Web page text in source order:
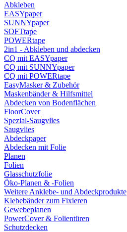
Abkleben
EASYpaper
SUNNYpaper
SOFTtape
POWERtape
2in1 - Abkleben und abdecken
CQ mit EASYpaper
CQ mit SUNNYpaper
CQ mit POWERtape
EasyMasker & Zubehör
Maskenbänder & Hilfsmittel
Abdecken von Bodenflächen
FloorCover
Spezial-Saugvlies
Saugvlies
Abdeckpaper
Abdecken mit Folie
Planen
Folien
Glasschutzfolie
Öko-Planen & -Folien
Weitere Anklebe- und Abdeckprodukte
Klebebänder zum Fixieren
Gewebeplanen
PowerCover & Folientüren
Schutzdecken